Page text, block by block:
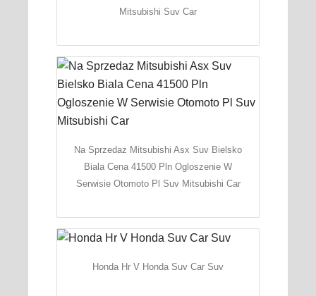
Mitsubishi Suv Car
Na Sprzedaz Mitsubishi Asx Suv Bielsko
Biala Cena 41500 Pln Ogloszenie W
Serwisie Otomoto Pl Suv Mitsubishi Car
Honda Hr V Honda Suv Car Suv